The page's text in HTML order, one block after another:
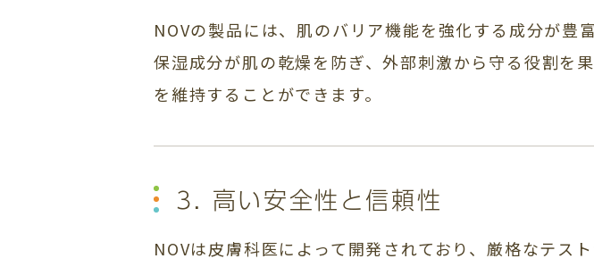
NOVの製品には、肌のバリア機能を強化する成分が豊
保湿成分が肌の乾燥を防ぎ、外部刺激から守る役割を
を維持することができます。
3. 高い安全性と信頼性
NOVは皮膚科医によって開発されており、厳格なテス